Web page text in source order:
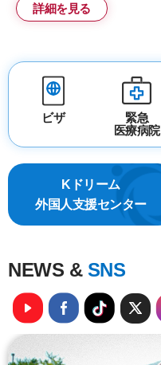
詳細を見る
ビザ
緊急
医療病院
Kドリーム
外国人支援センター
NEWS & SNS